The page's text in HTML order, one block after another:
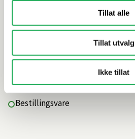
Tillat alle
Tillat utvalg
Ikke tillat
Bestillingsvare